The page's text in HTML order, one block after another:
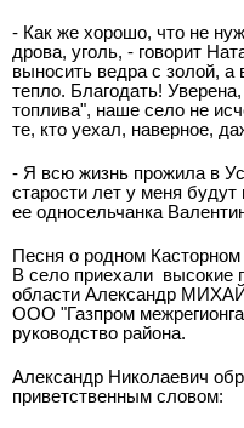
- Как же хорошо, что не
дрова, уголь, - говорит
выносить ведра с золой,
тепло. Благодать!
топлива", наше село не
те, кто уехал, наверное,
- Я всю жизнь прожила в
старости лет у меня
ее односельчанка
Песня о родном Касторном
В село приехали высокие
области Александр
ООО "Газпром
руководство района.
Александр Николаевич
приветственным словом: